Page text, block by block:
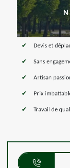
Devis et
Sans
Artisan
Prix
Travail de